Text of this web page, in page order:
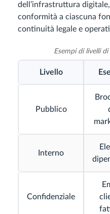
dell’infrastruttura
conformità a ciascuna
continuità legale e
Esempi di livelli
Livello
Pubblico
Interno
Confidenziale